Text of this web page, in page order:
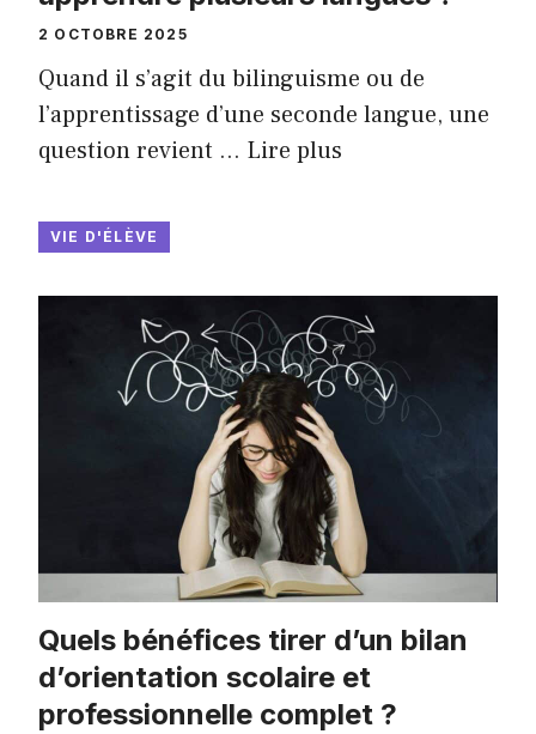
2 OCTOBRE 2025
Quand il s’agit du bilinguisme ou de
l’apprentissage d’une seconde langue, une
question revient … Lire plus
VIE D'ÉLÈVE
Quels bénéfices tirer d’un bilan
d’orientation scolaire et
professionnelle complet ?